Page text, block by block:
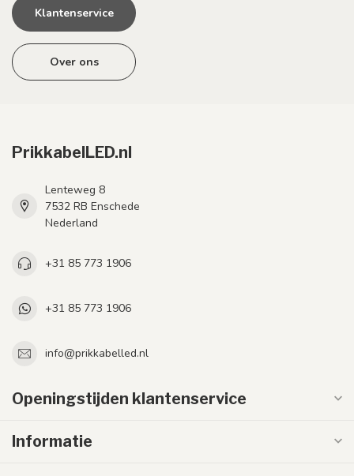
Klantenservice
Over ons
PrikkabelLED.nl
Lenteweg 8
7532 RB Enschede
Nederland
+31 85 773 1906
+31 85 773 1906
info@prikkabelled.nl
Openingstijden klantenservice
Informatie